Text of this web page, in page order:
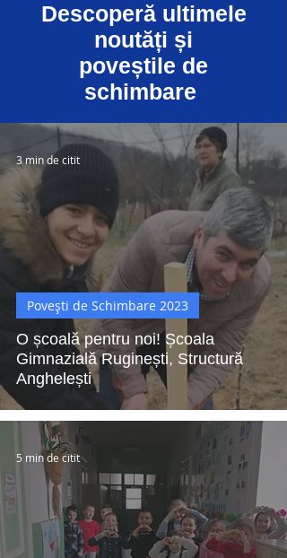
Descoperă ultimele
noutăți și
poveștile de
schimbare
O școală pentru noi! Școala
Gimnazială Ruginești, Structură
Anghelești
Povești de Schimbare 2023
3 min de citit
5 min de citit